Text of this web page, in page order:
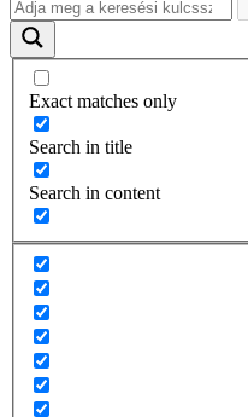
Exact matches only
Search in title
Search in content